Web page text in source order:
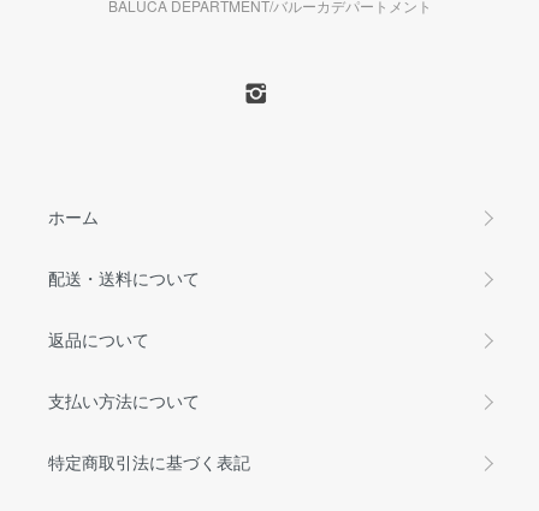
BALUCA DEPARTMENT/バルーカデパートメント
ホーム
配送・送料について
返品について
支払い方法について
特定商取引法に基づく表記